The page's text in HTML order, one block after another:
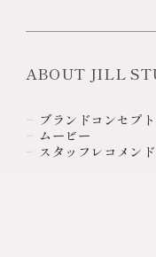
ABOUT JILL
ブランドコンセプト
ムービー
スタッフレコメンド